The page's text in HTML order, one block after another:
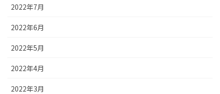
2022年7月
2022年6月
2022年5月
2022年4月
2022年3月